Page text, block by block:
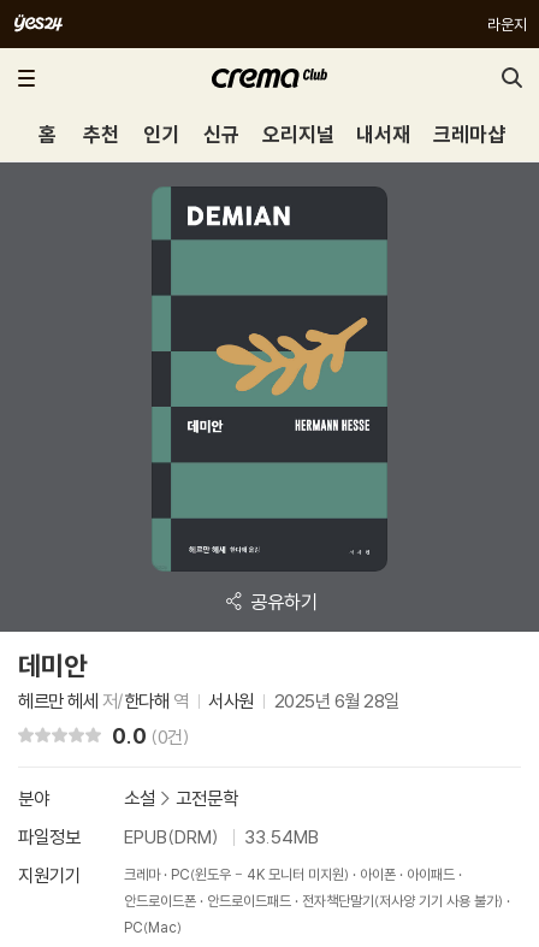
라운지
홈 추천 인기 신규 오리지널 내서재 크레마샵
공유하기
데미안
헤르만 헤세 저/한다해 역 서사원 2025년 6월 28일
0.0 (0건)
분야 소설 > 고전문학
파일정보
EPUB(DRM)
33.54MB
지원기기
크레마 PC(윈도우 - 4K 모니터 미지원) 아이폰
아이패드
안드로이드폰
안드로이드패드
전자책단말기(저사양 기기 사용 불가)
PC(Mac)